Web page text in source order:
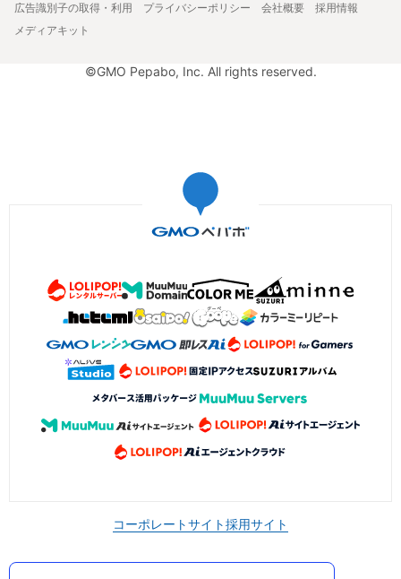
広告識別子の取得・利用
プライバシーポリシー 会社概要
採用情報
メディアキット
©GMO Pepabo, Inc. All rights reserved.
コーポレートサイト採用サイト